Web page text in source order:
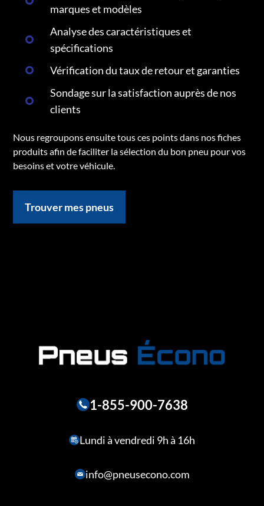
marques et modèles
Analyse des caractéristiques et
spécifications
Vérification du taux de retour et garanties
Sondage sur la satisfaction auprès de nos
clients
Nous regroupons ensuite tous ces points dans nos fiches
produits afin de faciliter la sélection du bon pneu pour vos
besoins et votre véhicule.
Trouver mes pneus
1-855-900-7638
Lundi à vendredi 9h à 16h
info@pneusecono.com